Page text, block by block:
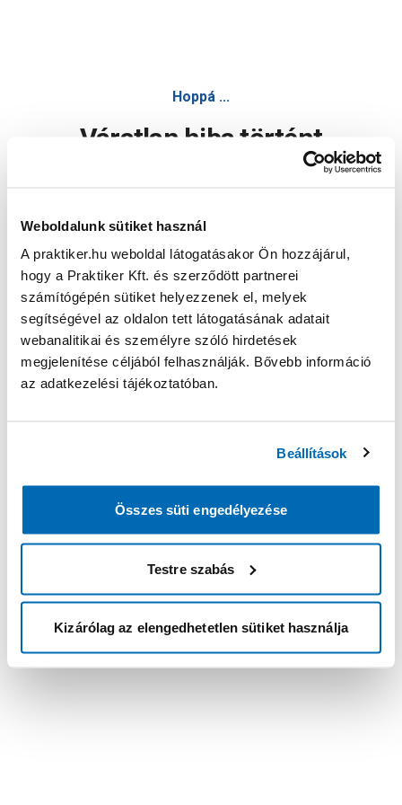
Weboldalunk sütiket használ
A praktiker.hu weboldal látogatásakor Ön hozzájárul,
hogy a Praktiker Kft. és szerződött partnerei
számítógépén sütiket helyezzenek el, melyek
segítségével az oldalon tett látogatásának adatait
webanalitikai és személyre szóló hirdetések
megjelenítése céljából felhasználják. Bővebb információ
az adatkezelési tájékoztatóban.
Beállítások
Összes süti engedélyezése
Testre szabás
Kizárólag az elengedhetetlen sütiket használja
Hoppá ...
Váratlan hiba történt
Oldal újratöltése